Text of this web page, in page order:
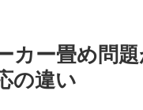
カー畳め問
の違い